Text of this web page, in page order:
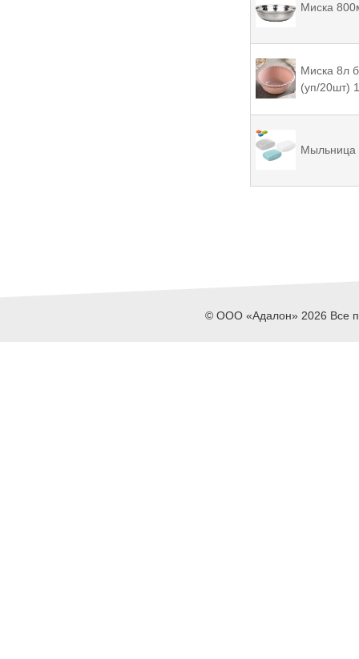
Миска
Миска 8л
(уп/20шт)
Мыльница
© ООО «Адалон» 2026 Все